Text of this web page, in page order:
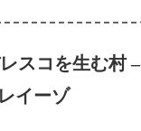
スコを生む村 –
レイーゾ